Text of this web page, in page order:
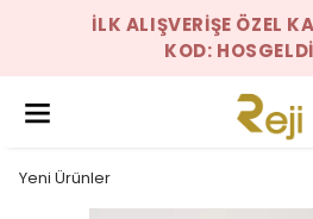
İLK ALIŞVERIŞE ÖZEL
KOD:
Yeni Ürünler